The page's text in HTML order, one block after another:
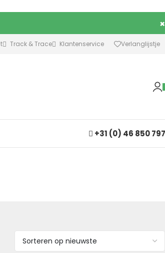
×
Track & Trace Klantenservice Verlanglijstje
+31 (0) 46 850